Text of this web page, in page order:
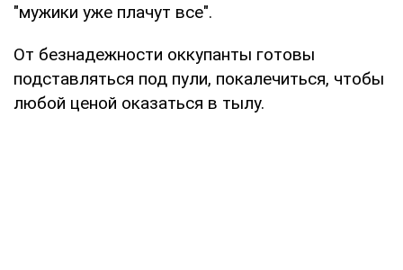
"мужики уже плачут все".
От безнадежности оккупанты готовы
подставляться под пули, покалечиться, чтобы
любой ценой оказаться в тылу.